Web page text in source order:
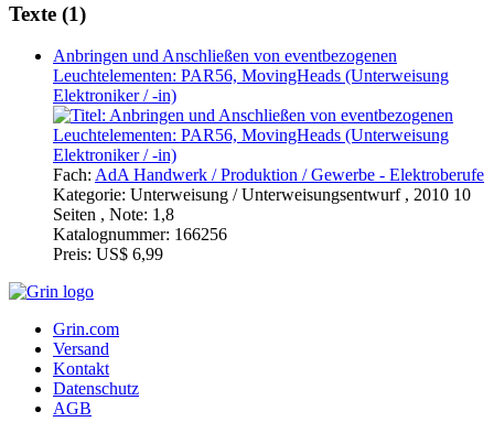
Texte (1)
Anbringen und Anschließen von eventbezogenen
Leuchtelementen: PAR56, MovingHeads (Unterweisung
Elektroniker / -in)
Fach:AdA Handwerk / Produktion / Gewerbe - Elektroberufe
Kategorie:Unterweisung / Unterweisungsentwurf , 2010 10
Seiten , Note: 1,8
Katalognummer:166256
Preis: US$ 6,99
Grin.com
Kontakt
Datenschutz
AGB
Impressum
Vertrag widerrufen